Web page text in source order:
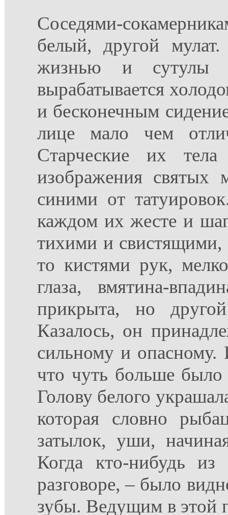
Соседями-
белый, другой
жизнью и сутулы
вырабатывается
и бесконечным
лице мало чем
Старческие их
изображения
синими от
каждом их жесте и
тихими и свистящими,
то кистями рук,
глаза, вмятина-
прикрыта, но
Казалось, он
сильному и опасному.
что чуть больше было
Голову белого
которая словно
затылок, уши,
Когда кто-нибудь
разговоре, – было
зубы. Ведущим в этой